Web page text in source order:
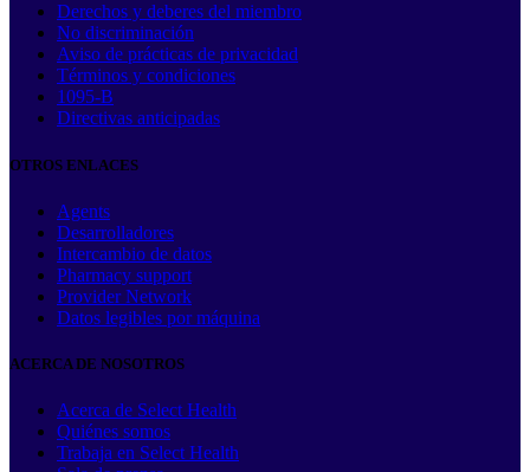
Derechos y deberes del miembro
No discriminación
Aviso de prácticas de privacidad
Términos y condiciones
1095-B
Directivas anticipadas
OTROS ENLACES
Agents
Desarrolladores
Intercambio de datos
Pharmacy support
Provider Network
Datos legibles por máquina
ACERCA DE NOSOTROS
Acerca de Select Health
Quiénes somos
Trabaja en Select Health